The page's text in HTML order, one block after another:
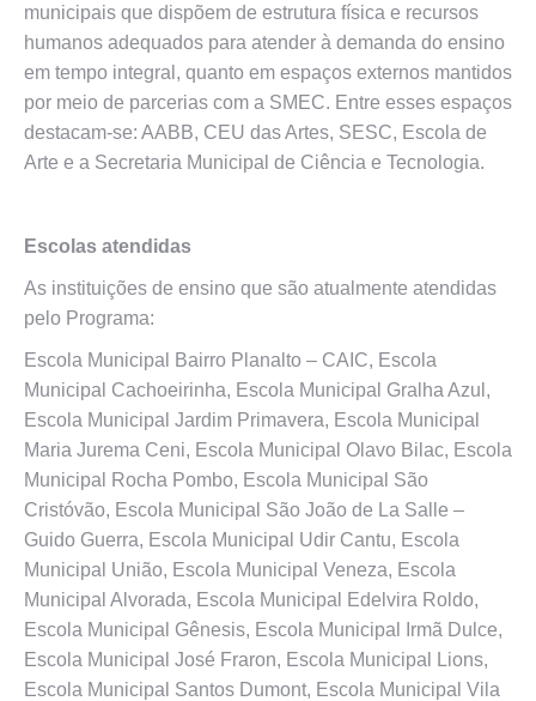
municipais que dispõem de estrutura física e recursos
humanos adequados para atender à demanda do ensino
em tempo integral, quanto em espaços externos mantidos
por meio de parcerias com a SMEC. Entre esses espaços
destacam-se: AABB, CEU das Artes, SESC, Escola de
Arte e a Secretaria Municipal de Ciência e Tecnologia.
Escolas atendidas
As instituições de ensino que são atualmente atendidas
pelo Programa:
Escola Municipal Bairro Planalto – CAIC, Escola
Municipal Cachoeirinha, Escola Municipal Gralha Azul,
Escola Municipal Jardim Primavera, Escola Municipal
Maria Jurema Ceni, Escola Municipal Olavo Bilac, Escola
Municipal Rocha Pombo, Escola Municipal São
Cristóvão, Escola Municipal São João de La Salle –
Guido Guerra, Escola Municipal Udir Cantu, Escola
Municipal União, Escola Municipal Veneza, Escola
Municipal Alvorada, Escola Municipal Edelvira Roldo,
Escola Municipal Gênesis, Escola Municipal Irmã Dulce,
Escola Municipal José Fraron, Escola Municipal Lions,
Escola Municipal Santos Dumont, Escola Municipal Vila